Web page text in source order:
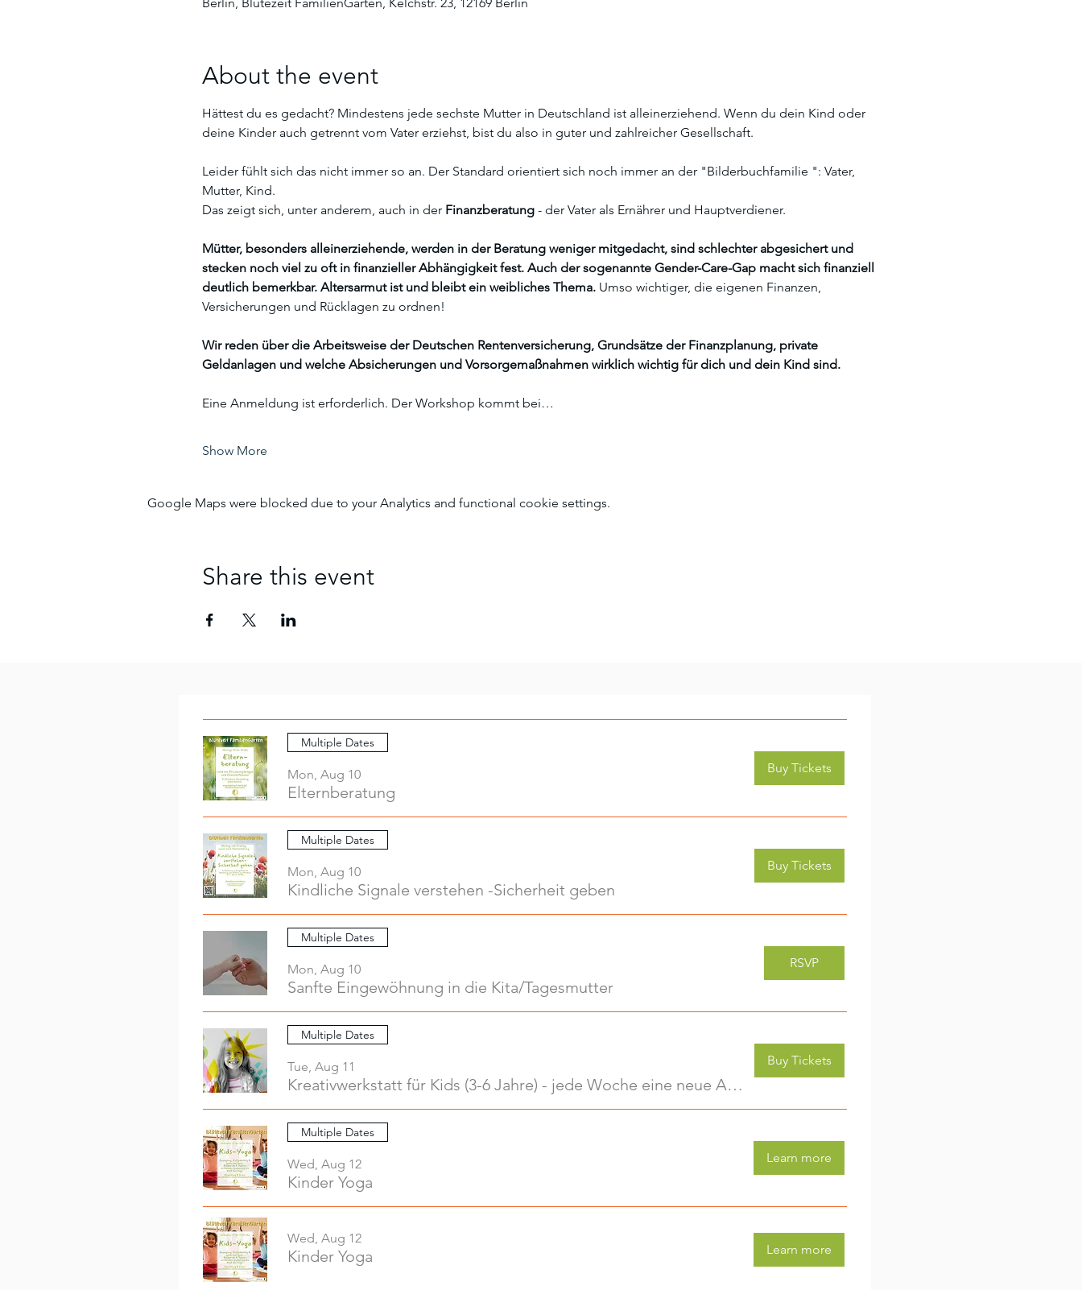
About the event
Hättest du es gedacht? Mindestens jede sechste Mutter in Deutschland ist alleinerziehend. Wenn du dein Kind oder
deine Kinder auch getrennt vom Vater erziehst, bist du also in guter und zahlreicher Gesellschaft.
Leider fühlt sich das nicht immer so an. Der Standard orientiert sich noch immer an der "Bilderbuchfamilie ": Vater,
Mutter, Kind.
Das zeigt sich, unter anderem, auch in der Finanzberatung - der Vater als Ernährer und Hauptverdiener.
Mütter, besonders alleinerziehende, werden in der Beratung weniger mitgedacht, sind schlechter abgesichert und
stecken noch viel zu oft in finanzieller Abhängigkeit fest. Auch der sogenannte Gender-Care-Gap macht sich finanziell
deutlich bemerkbar. Altersarmut ist und bleibt ein weibliches Thema. Umso wichtiger, die eigenen Finanzen,
Versicherungen und Rücklagen zu ordnen!
Wir reden über die Arbeitsweise der Deutschen Rentenversicherung, Grundsätze der Finanzplanung, private
Geldanlagen und welche Absicherungen und Vorsorgemaßnahmen wirklich wichtig für dich und dein Kind sind.
Eine Anmeldung ist erforderlich. Der Workshop kommt bei…
Show More
Google Maps were blocked due to your Analytics and functional cookie settings.
Share this event
Multiple Dates
Mon, Aug 10
Elternberatung
Buy Tickets
Multiple Dates
Mon, Aug 10
Kindliche Signale verstehen -Sicherheit geben
Buy Tickets
Multiple Dates
Mon, Aug 10
Sanfte Eingewöhnung in die Kita/Tagesmutter
RSVP
Multiple Dates
Tue, Aug 11
Kreativwerkstatt für Kids (3-6 Jahre) - jede Woche eine neue Aktivität (2)
Buy Tickets
Multiple Dates
Wed, Aug 12
Kinder Yoga
Learn more
Wed, Aug 12
Kinder Yoga Learn more